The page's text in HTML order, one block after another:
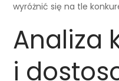
wyróżnić się na tle
Analiza
i